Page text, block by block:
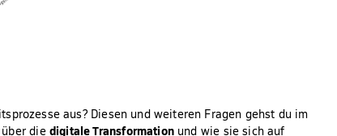
aus? Diesen und weiteren Fragen gehst du im
die digitale Transformationund wie sie sich auf